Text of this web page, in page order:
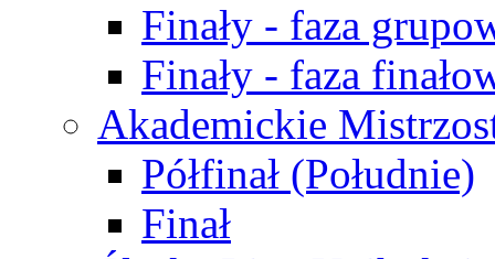
Finały - faza
Finały - faza
Akademickie
Półfinał (Południe)
Finał